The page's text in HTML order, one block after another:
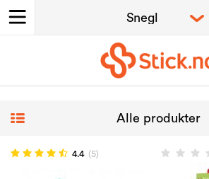
4.4 (5)